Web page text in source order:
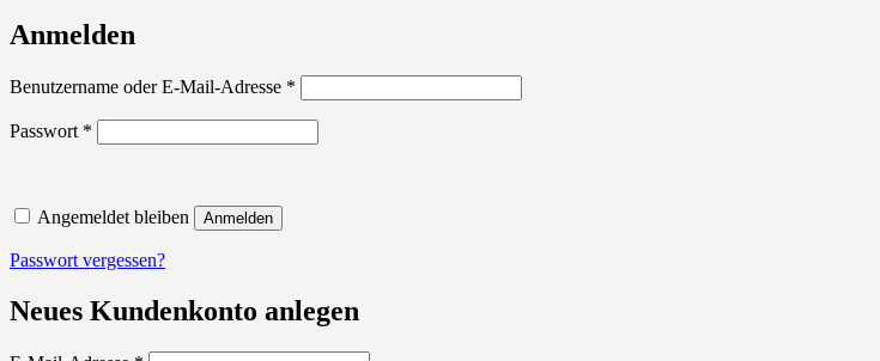
Anmelden
Benutzername oder E-Mail-Adresse *
Passwort *
Angemeldet bleiben Anmelden
Passwort vergessen?
Neues Kundenkonto anlegen